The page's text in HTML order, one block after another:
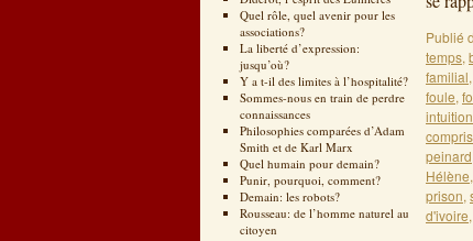
Quel rôle, quel avenir pour les
associations?
La liberté d’expression:
jusqu’où?
Y a t-il des limites à l’hospitalité?
Sommes-nous en train de perdre
connaissances
Philosophies comparées d’Adam
Smith et de Karl Marx
Quel humain pour demain?
Punir, pourquoi, comment?
Demain: les robots?
Rousseau: de l’homme naturel au
citoyen
Publié
temps,
familial,
foule,
peinard
Hélène,
prison,
d'ivoire,